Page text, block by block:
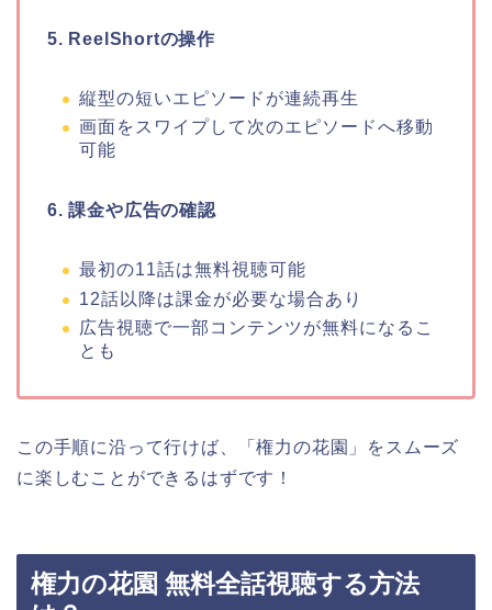
5. ReelShortの操作
縦型の短いエピソードが連続再生
画面をスワイプして次のエピソードへ移動
可能
6. 課金や広告の確認
最初の11話は無料視聴可能
12話以降は課金が必要な場合あり
広告視聴で一部コンテンツが無料になるこ
とも
この手順に沿って行けば、「権力の花園」をスムーズ
に楽しむことができるはずです！
権力の花園 無料全話視聴する方法